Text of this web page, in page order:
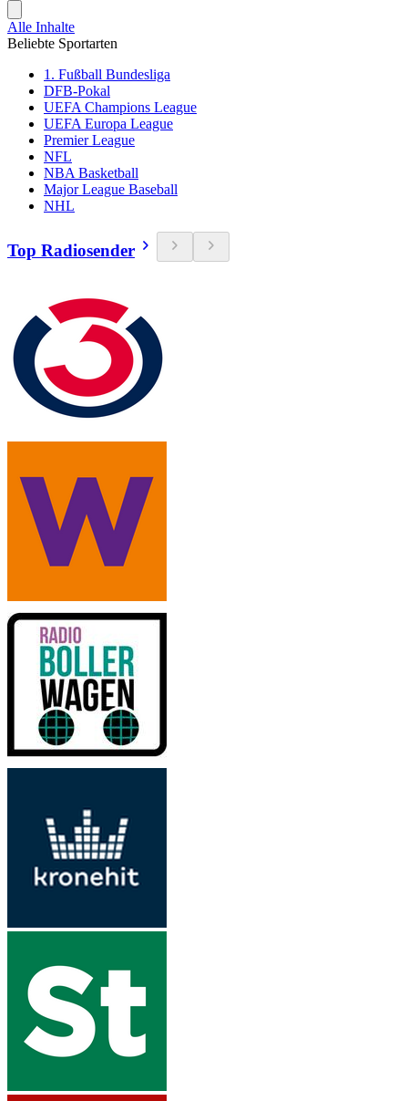
Alle Inhalte
Beliebte Sportarten
1. Fußball Bundesliga
DFB-Pokal
UEFA Champions League
UEFA Europa League
Premier League
NFL
NBA Basketball
Major League Baseball
NHL
Top Radiosender